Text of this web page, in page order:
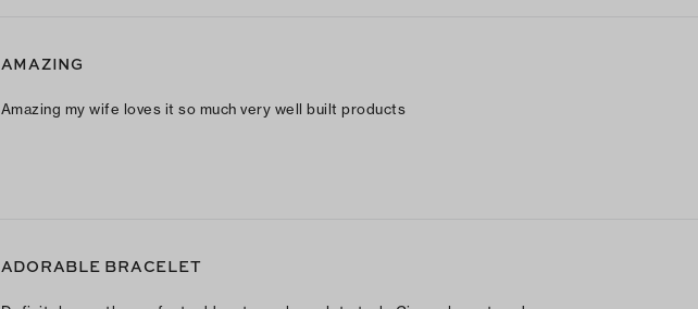
AMAZING
Amazing my wife loves it so much very well built products
ADORABLE BRACELET